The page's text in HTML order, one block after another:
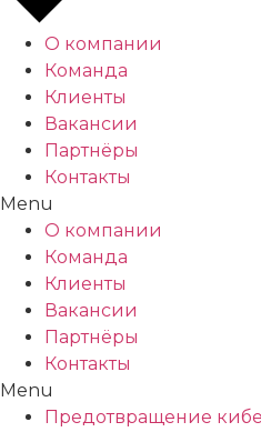
О компании
Команда
Клиенты
Вакансии
Партнёры
Контакты
Menu
О компании
Команда
Клиенты
Вакансии
Партнёры
Контакты
Menu
Предотвращение